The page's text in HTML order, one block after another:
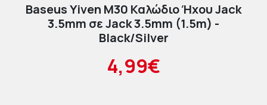
Baseus Yiven M30 Καλώδιο Ήχου Jack
3.5mm σε Jack 3.5mm (1.5m) -
Black/Silver
4,99€